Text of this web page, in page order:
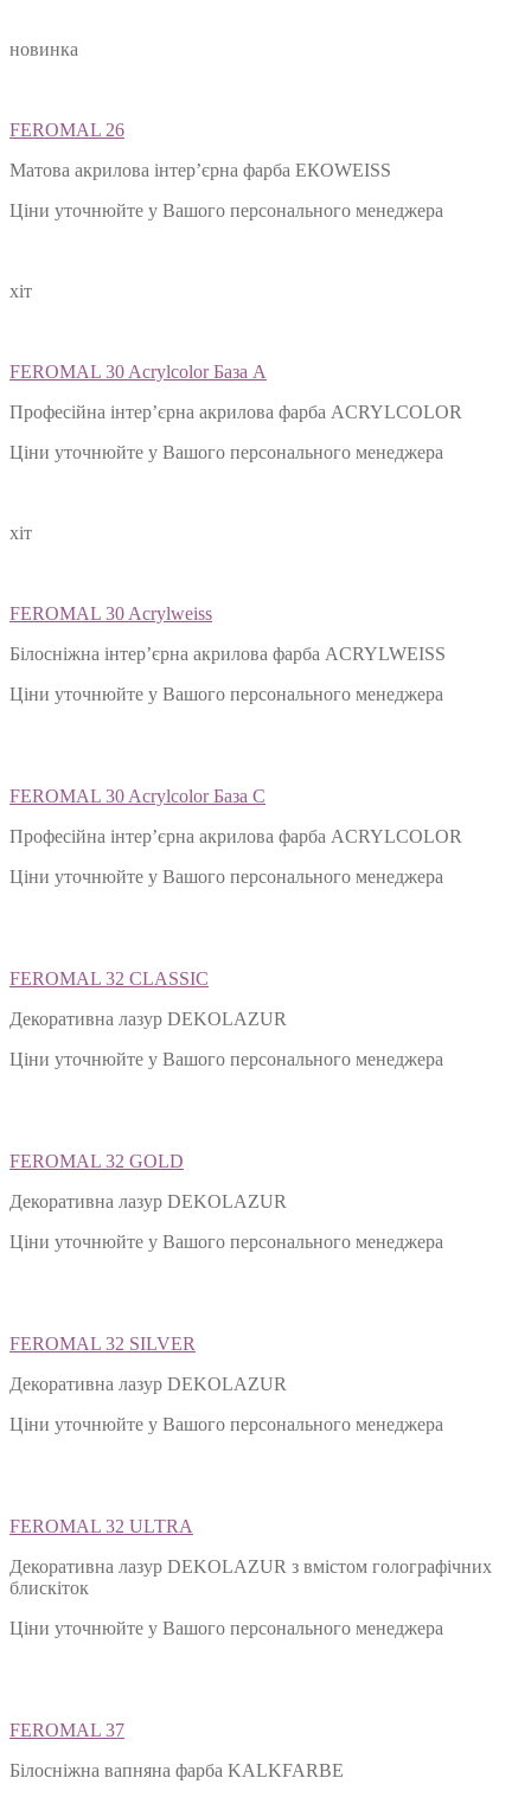
новинка
FEROMAL 26
Матова акрилова інтер’єрна фарба ЕКОWEISS
Ціни уточнюйте у Вашого персонального менеджера
хіт
FEROMAL 30 Acrylcolor База А
Професійна інтер’єрна акрилова фарба ACRYLCOLOR
Ціни уточнюйте у Вашого персонального менеджера
хіт
FEROMAL 30 Acrylweiss
Білосніжна інтер’єрна акрилова фарба ACRYLWEISS
Ціни уточнюйте у Вашого персонального менеджера
FEROMAL 30 Acrylcolor База С
Професійна інтер’єрна акрилова фарба ACRYLCOLOR
Ціни уточнюйте у Вашого персонального менеджера
FEROMAL 32 CLASSIC
Декоративна лазур DEKOLAZUR
Ціни уточнюйте у Вашого персонального менеджера
FEROMAL 32 GOLD
Декоративна лазур DEKOLAZUR
Ціни уточнюйте у Вашого персонального менеджера
FEROMAL 32 SILVER
Декоративна лазур DEKOLAZUR
Ціни уточнюйте у Вашого персонального менеджера
FEROMAL 32 ULTRA
Декоративна лазур DEKOLAZUR з вмістом голографічних
блискіток
Ціни уточнюйте у Вашого персонального менеджера
FEROMAL 37
Білосніжна вапняна фарба KALKFARBE